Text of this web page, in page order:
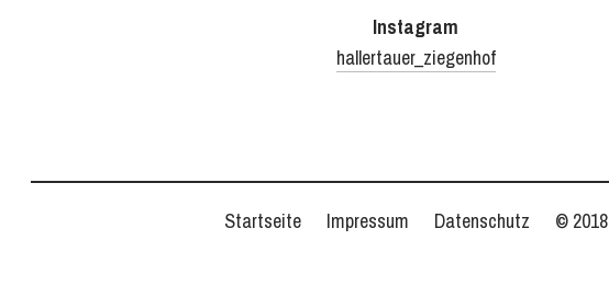
Instagram
hallertauer_ziegenhof
Startseite Impressum Datenschutz © 2018